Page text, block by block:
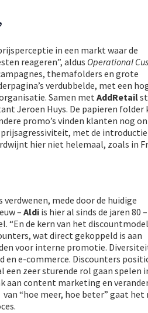
in een markt waar de
reageren”, aldus Operational
themafolders en grote
verdubbelde, met een
Samen metAddRetail
Jeroen Huys. De papieren folder
promo’s vinden klanten nog
met de introductie
hier niet helemaal, zoals in
mede door de huidige
–Aldi is hier al sinds de jaren 80
“En de kern van het
wat direct gekoppeld is aan
voor interne promotie.
en e-commerce. Discounters
een zeer sturende rol gaan spelen
aan content marketing en
“hoe meer, hoe beter” gaat het